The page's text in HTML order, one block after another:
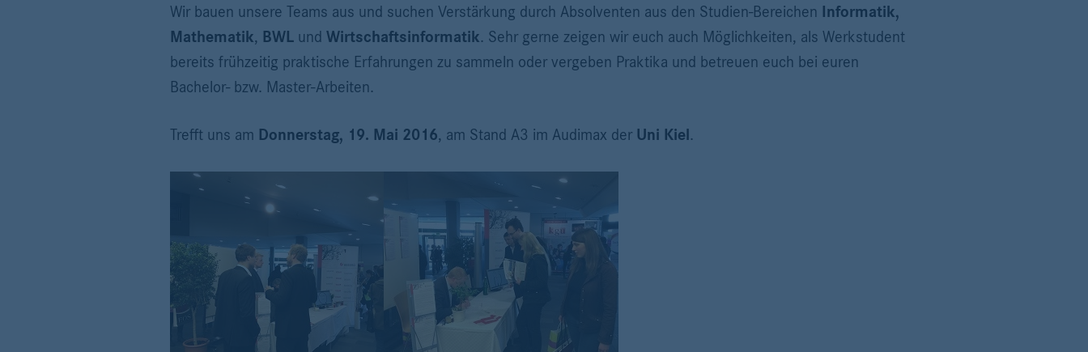
Wir bauen unsere Teams aus und suchen Verstärkung durch Absolventen aus den Studien-Bereichen
Informatik,
Mathematik, BWL und Wirtschaftsinformatik. Sehr gerne zeigen wir euch auch Möglichkeiten, als Werkstudent
bereits frühzeitig praktische Erfahrungen zu sammeln oder vergeben Praktika und betreuen euch bei euren
Bachelor- bzw. Master-Arbeiten.
Trefft uns am Donnerstag, 19. Mai 2016, am Stand A3 im Audimax der Uni Kiel .